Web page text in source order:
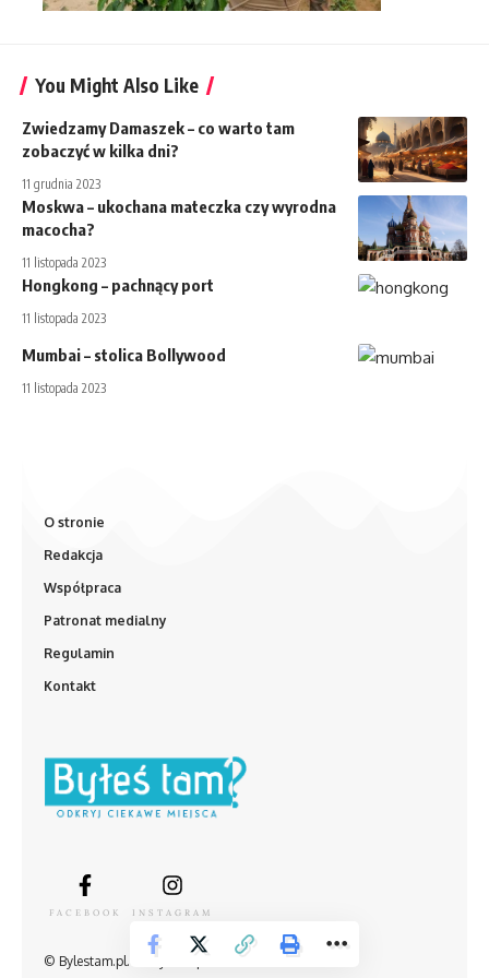
You Might Also Like
Zwiedzamy Damaszek – co warto tam
zobaczyć w kilka dni?
11 grudnia 2023
Moskwa – ukochana mateczka czy wyrodna
macocha?
11 listopada 2023
Hongkong – pachnący port
11 listopada 2023
Mumbai – stolica Bollywood
11 listopada 2023
O stronie
Redakcja
Współpraca
Patronat medialny
Regulamin
Kontakt
FACEBOOK INSTAGRAM
© Bylestam.pl. Wszystkie prawa zastrzeżone